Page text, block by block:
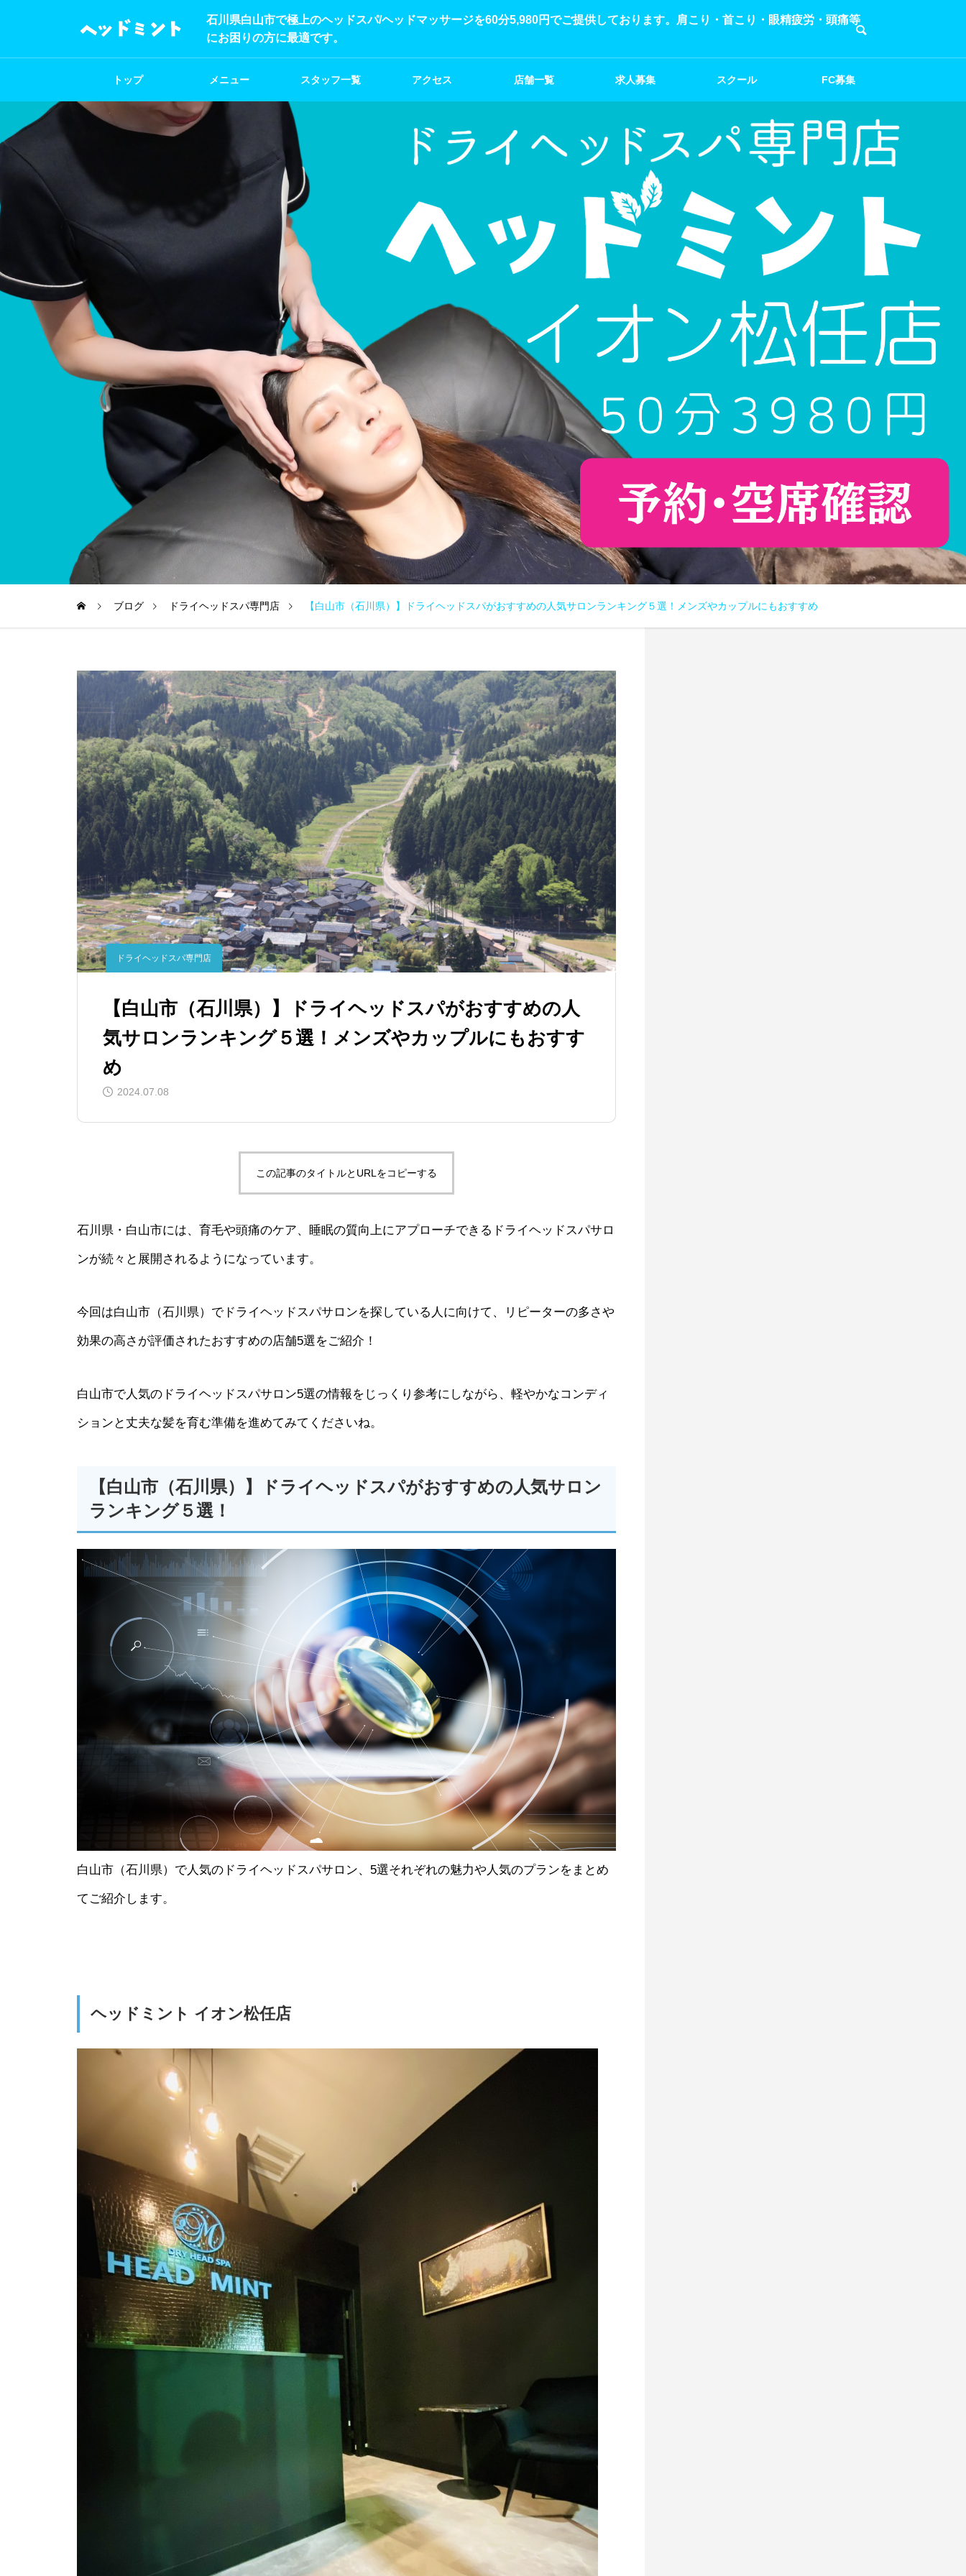
石川県白山市で極上のヘッドスパ/ヘッドマッサージを60分5,980円でご提供しております。肩こり・首こり・眼精疲労・頭痛等
にお困りの方に最適です。
トップ メニュー スタッフ一覧 アクセス 店舗一覧 求人募集 スクール FC募集
ブログ ドライヘッドスパ専門店 【白山市（石川県）】ドライヘッドスパがおすすめの人気サロンランキング５選！メンズやカップルにもおすすめ
ドライヘッドスパ専門店
【白山市（石川県）】ドライヘッドスパがおすすめの人
気サロンランキング５選！メンズやカップルにもおすす
め
2024.07.08
この記事のタイトルとURLをコピーする
石川県・白山市には、育毛や頭痛のケア、睡眠の質向上にアプローチできるドライヘッドスパサロ
ンが続々と展開されるようになっています。
今回は白山市（石川県）でドライヘッドスパサロンを探している人に向けて、リピーターの多さや
効果の高さが評価されたおすすめの店舗5選をご紹介！
白山市で人気のドライヘッドスパサロン5選の情報をじっくり参考にしながら、軽やかなコンディ
ションと丈夫な髪を育む準備を進めてみてくださいね。
【白山市（石川県）】ドライヘッドスパがおすすめの人気サロン
ランキング５選！
白山市（石川県）で人気のドライヘッドスパサロン、5選それぞれの魅力や人気のプランをまとめ
てご紹介します。
ヘッドミント イオン松任店